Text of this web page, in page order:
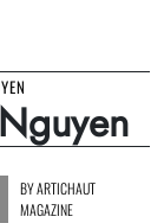
BYARTICHAUT
MAGAZINE